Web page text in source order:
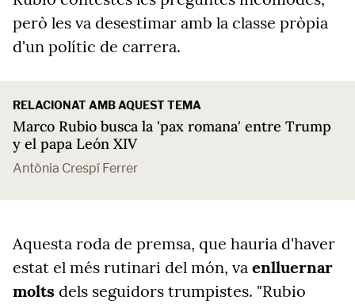
però les va desestimar amb la classe pròpia
d'un polític de carrera.
RELACIONAT AMB AQUEST TEMA
Marco Rubio busca la 'pax romana' entre Trump
y el papa León XIV
Antònia Crespí Ferrer
Aquesta roda de premsa, que hauria d'haver
estat el més rutinari del món, va enlluernar
molts dels seguidors trumpistes. "Rubio